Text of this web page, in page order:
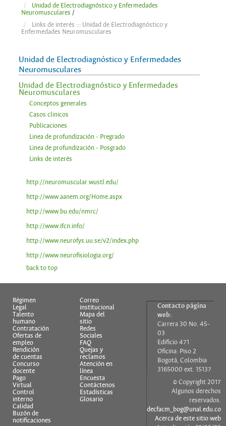
Unidad de Electrodiagnóstico y Enfermedades
Neuromusculares /
Links de interés ::: Unidad de Electrodiagnóstico y
Enfermedades Neuromusculares
Unidad de Electrodiagnóstico y Enfermedades
Neuromusculares
Unidad de Electrodiagnóstico y Enfermedades
Neuromusculares
Conceptos generales
Casos clinicos
Publicaciones
Linea de profundización - Pregrado
Linea de profundización - Posgrado
Links de interés
http://neuromuscular.wustl.edu/
http://www.aanem.org/Home.aspx
http://www.bu.edu/nmrc/
http://www.ifcn.info/
http://www.neurofys.uu.se/v2/index.php
http://www.neurofisiologia.org/
back to top
Régimen
Legal
Talento
humano
Contratación
Ofertas de
empleo
Rendición
de cuentas
Concurso
docente
Pago
Virtual
Control
interno
Calidad
Buzón de
notificaciones
Correo
institucional
Mapa del
sitio
Redes
Sociales
FAQ
Quejas y
reclamos
Atención en
línea
Encuesta
Contáctenos
Estadísticas
Glosario
Contacto página
web:
Carrera 30 No. 45-
03
Edificio 471
Oficina: Piso 2
Bogotá, Colombia
3165000 ext. 15137
© Copyright 2017
Algunos derechos
reservados.
decfacm_bog@unal.edu.co
Acerca de este sitio web